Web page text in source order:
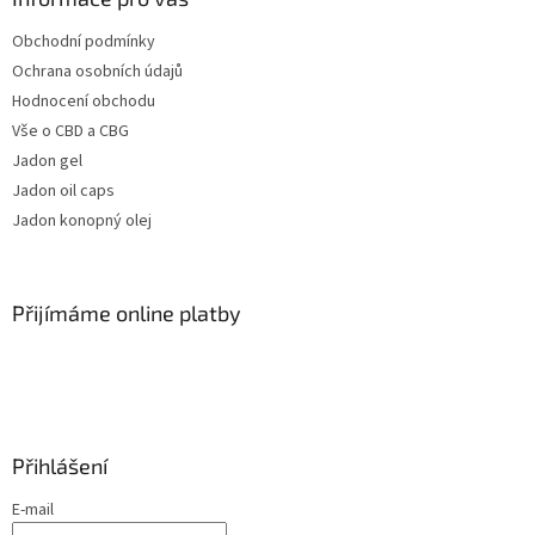
Obchodní podmínky
Ochrana osobních údajů
Hodnocení obchodu
Vše o CBD a CBG
Jadon gel
Jadon oil caps
Jadon konopný olej
Přijímáme online platby
Přihlášení
E-mail